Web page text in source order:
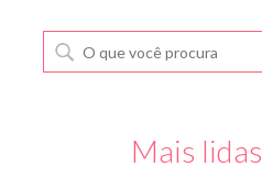
Mais lidas